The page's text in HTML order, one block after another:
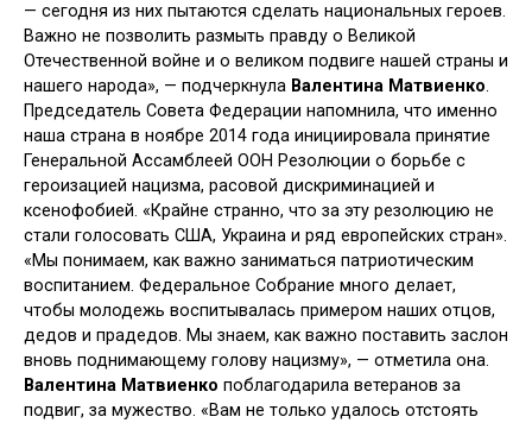
— сегодня из них пытаются сделать национальных героев.
Важно не позволить размыть правду о Великой
Отечественной войне и о великом подвиге нашей страны и
нашего народа», — подчеркнула Валентина Матвиенко.
Председатель Совета Федерации напомнила, что именно
наша страна в ноябре 2014 года инициировала принятие
Генеральной Ассамблеей ООН Резолюции о борьбе с
героизацией нацизма, расовой дискриминацией и
ксенофобией. «Крайне странно, что за эту резолюцию не
стали голосовать США, Украина и ряд европейских стран».
«Мы понимаем, как важно заниматься патриотическим
воспитанием. Федеральное Собрание много делает,
чтобы молодежь воспитывалась примером наших отцов,
дедов и прадедов. Мы знаем, как важно поставить заслон
вновь поднимающему голову нацизму», — отметила она.
Валентина Матвиенко поблагодарила ветеранов за
подвиг, за мужество. «Вам не только удалось отстоять